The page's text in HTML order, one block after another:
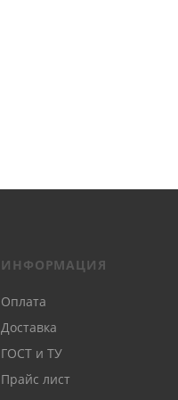
ИНФОРМАЦИЯ
Оплата
Доставка
ГОСТ и ТУ
Прайс лист